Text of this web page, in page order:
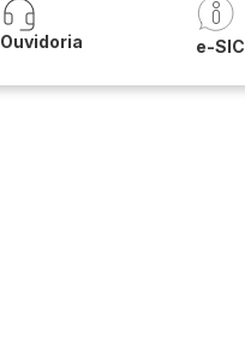
Ouvidoria e-SIC